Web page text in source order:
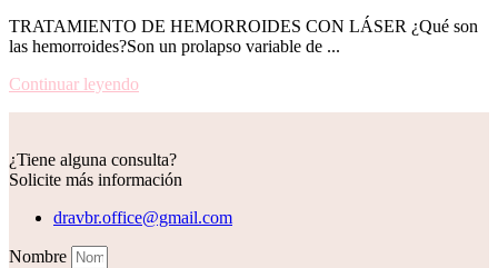
TRATAMIENTO DE HEMORROIDES CON LÁSER ¿Qué son
las hemorroides?Son un prolapso variable de ...
Continuar leyendo
¿Tiene alguna consulta?
Solicite más información
dravbr.office@gmail.com
Nombre